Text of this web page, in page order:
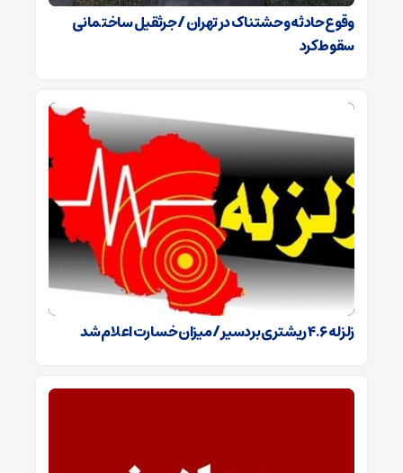
وقوع حادثه وحشتناک در تهران / جرثقیل ساختمانی
سقوط کرد
زلزله ۴.۶ ریشتری بردسیر / میزان خسارت اعلام شد